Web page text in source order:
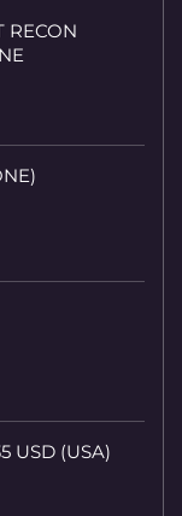
RECON
USD (USA)